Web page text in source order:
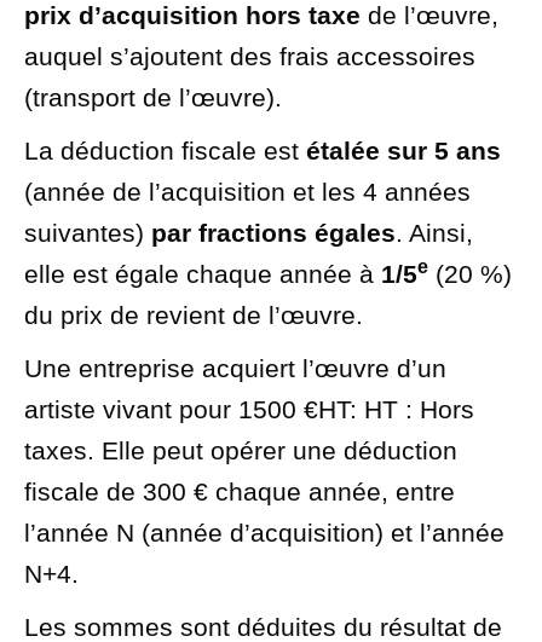
prix d’acquisition hors taxe de l’œuvre,
auquel s’ajoutent des frais accessoires
(transport de l’œuvre).
La déduction fiscale est étalée sur 5 ans
(année de l’acquisition et les 4 années
suivantes) par fractions égales. Ainsi,
elle est égale chaque année à 1/5e (20 %)
du prix de revient de l’œuvre.
Une entreprise acquiert l’œuvre d’un
artiste vivant pour 1500 €HT: HT : Hors
taxes. Elle peut opérer une déduction
fiscale de 300 € chaque année, entre
l’année N (année d’acquisition) et l’année
N+4.
Les sommes sont déduites du résultat de